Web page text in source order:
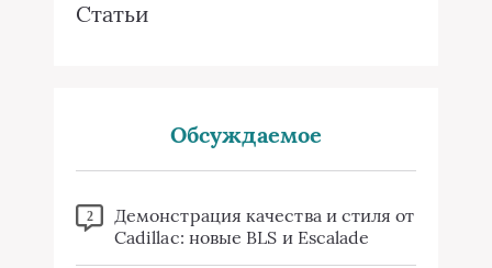
Статьи
Обсуждаемое
2
Демонстрация качества и стиля от
Cadillac: новые BLS и Escalade